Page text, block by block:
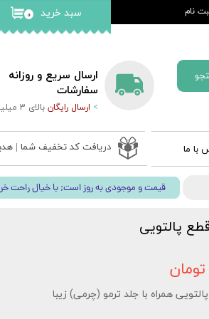
ارسال سریع و روزانه
سفارشات
> ارسال رایگانبالای 3 میلیون تومان
نام
واژه
۰ سبد خرید
نفیس
قلم بصیر
با ما دریافت کد تخفیف شما |
! قیمت و موجودی به روز است; با خیال راحت
پالتویی
همراه با جلد ترمو (چرمی) زیبا